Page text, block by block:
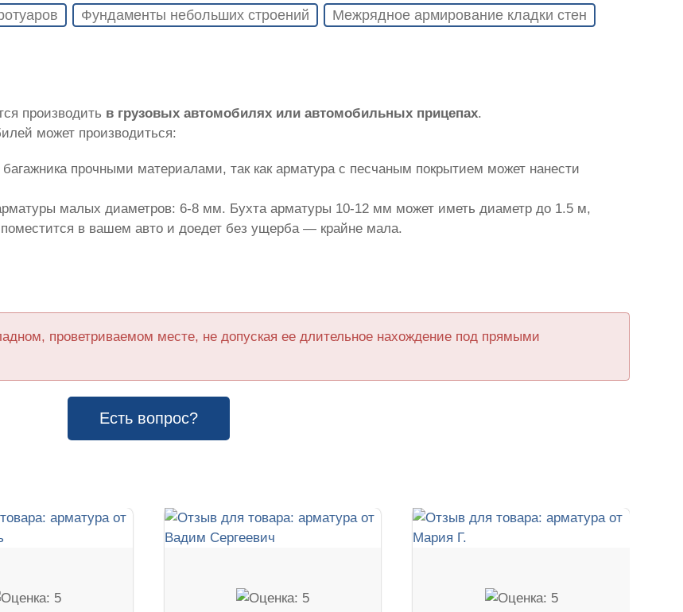
Фундаменты небольших строений Межрядное армирование кладки стен
производить в грузовых автомобилях или автомобильных прицепах.
может производиться:
прочными материалами, так как арматура с песчаным покрытием может нанести
малых диаметров: 6-8 мм. Бухта арматуры 10-12 мм может иметь диаметр до 1.5 м,
поместится в вашем авто и доедет без ущерба — крайне мала.
проветриваемом месте, не допуская ее длительное нахождение под прямыми
Есть вопрос?